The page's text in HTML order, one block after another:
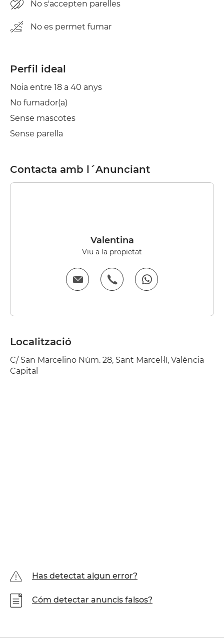
No s'accepten parelles
No es permet fumar
Perfil ideal
Noia entre 18 a 40 anys
No fumador(a)
Sense mascotes
Sense parella
Contacta amb l´Anunciant
Valentina
Viu a la propietat
Localització
C/ San Marcelino Núm. 28, Sant Marcel·lí, València
Capital
Has detectat algun error?
Cóm detectar anuncis falsos?